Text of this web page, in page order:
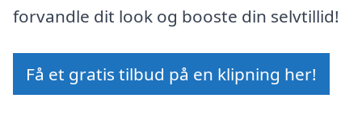
forvandle dit look og booste din selvtillid!
Få et gratis tilbud på en klipning her!